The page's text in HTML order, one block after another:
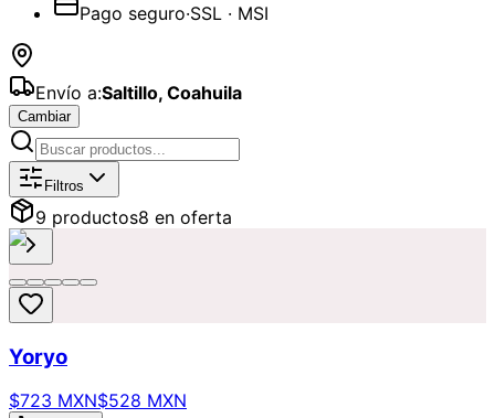
Pago seguro·SSL · MSI
Envío a:Saltillo, Coahuila
Cambiar
Catálogo deRegalos
Filtros
9 productos8 en oferta
Yoryo
$723 MXN$528 MXN